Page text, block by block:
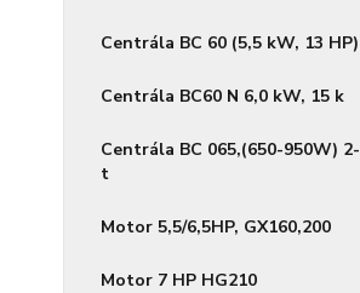
Centrála BC 60 (5,5 kW, 13 HP)
Centrála BC60 N 6,0 kW, 15 k
Centrála BC 065,(650-950W) 2-
t
Motor 5,5/6,5HP, GX160,200
Motor 7 HP HG210